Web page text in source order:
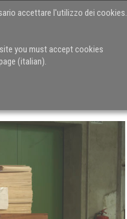
accettare l'utilizzo dei cookies.
you must accept cookies
(italian).